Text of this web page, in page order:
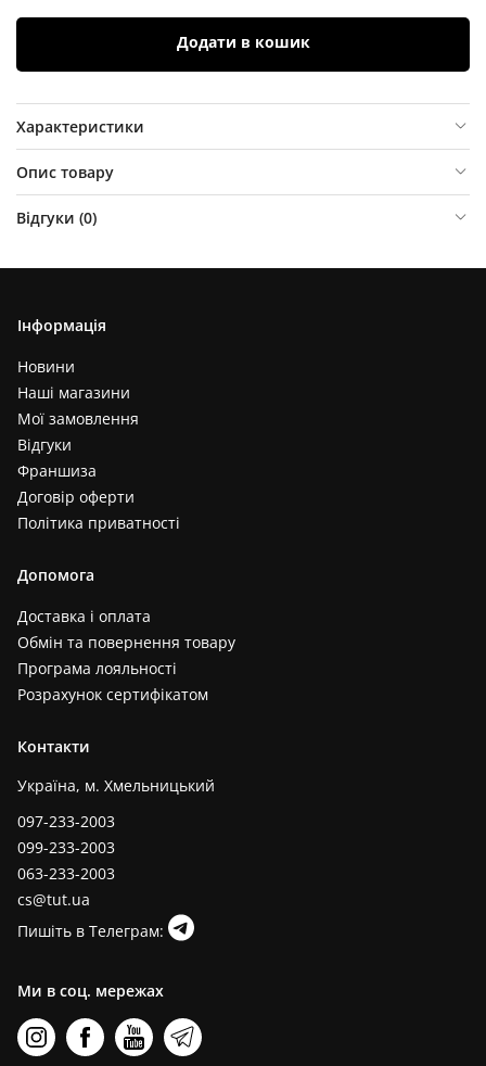
Додати в кошик
Характеристики
Опис товару
Відгуки (0)
Інформація
Новини
Наші магазини
Мої замовлення
Відгуки
Франшиза
Договір оферти
Політика приватності
Допомога
Доставка і оплата
Обмін та повернення товару
Програма лояльності
Розрахунок сертифікатом
Контакти
Україна, м. Хмельницький
097-233-2003
099-233-2003
063-233-2003
cs@tut.ua
Пишіть в Телеграм:
Ми в соц. мережах